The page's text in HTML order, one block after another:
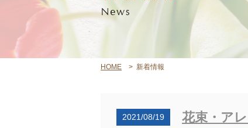
HOME > 新着情報
2021/08/19 花束・ア